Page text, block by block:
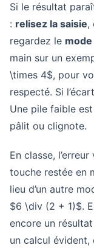
Si le résultat
: relisez la saisie,
regardez le mode
main sur un
\times 4$, pour
respecté. Si
Une pile faible
pâlit ou clignote.
En classe,
touche restée en
lieu d’un autre
$6 \div (2 + 1)$.
encore un
un calcul